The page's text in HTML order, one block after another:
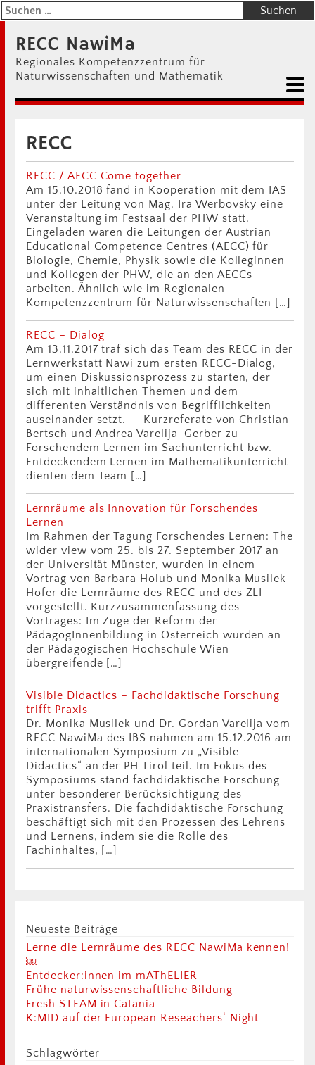
RECC NawiMa
Regionales Kompetenzzentrum für
Naturwissenschaften und Mathematik
RECC
RECC / AECC Come together
Am 15.10.2018 fand in Kooperation mit dem IAS
unter der Leitung von Mag. Ira Werbovsky eine
Veranstaltung im Festsaal der PHW statt.
Eingeladen waren die Leitungen der Austrian
Educational Competence Centres (AECC) für
Biologie, Chemie, Physik sowie die Kolleginnen
und Kollegen der PHW, die an den AECCs
arbeiten. Ähnlich wie im Regionalen
Kompetenzzentrum für Naturwissenschaften […]
RECC – Dialog
Am 13.11.2017 traf sich das Team des RECC in der
Lernwerkstatt Nawi zum ersten RECC-Dialog,
um einen Diskussionsprozess zu starten, der
sich mit inhaltlichen Themen und dem
differenten Verständnis von Begrifflichkeiten
auseinander setzt. Kurzreferate von Christian
Bertsch und Andrea Varelija-Gerber zu
Forschendem Lernen im Sachunterricht bzw.
Entdeckendem Lernen im Mathematikunterricht
dienten dem Team […]
Lernräume als Innovation für Forschendes
Lernen
Im Rahmen der Tagung Forschendes Lernen: The
wider view vom 25. bis 27. September 2017 an
der Universität Münster, wurden in einem
Vortrag von Barbara Holub und Monika Musilek-
Hofer die Lernräume des RECC und des ZLI
vorgestellt. Kurzzusammenfassung des
Vortrages: Im Zuge der Reform der
PädagogInnenbildung in Österreich wurden an
der Pädagogischen Hochschule Wien
übergreifende […]
Visible Didactics – Fachdidaktische Forschung
trifft Praxis
Dr. Monika Musilek und Dr. Gordan Varelija vom
RECC NawiMa des IBS nahmen am 15.12.2016 am
internationalen Symposium zu „Visible
Didactics“ an der PH Tirol teil. Im Fokus des
Symposiums stand fachdidaktische Forschung
unter besonderer Berücksichtigung des
Praxistransfers. Die fachdidaktische Forschung
beschäftigt sich mit den Prozessen des Lehrens
und Lernens, indem sie die Rolle des
Fachinhaltes, […]
Neueste Beiträge
Lerne die Lernräume des RECC NawiMa kennen!
￼
Entdecker:innen im mAThELIER
Frühe naturwissenschaftliche Bildung
Fresh STEAM in Catania
K:MID auf der European Reseachers‘ Night
Schlagwörter